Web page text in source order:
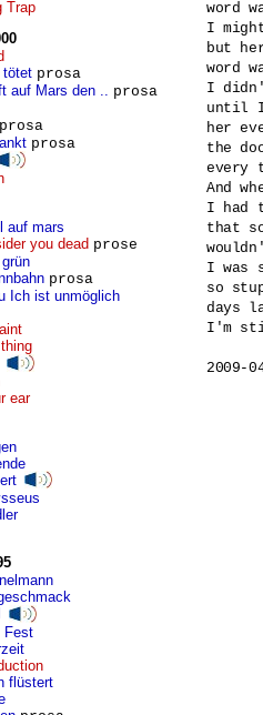
Trap
tötet prosa
auf Mars den ..
prosa
prosa
prosa
auf mars
you dead prose
prosa
Ich ist unmöglich
ear
Fest
flüstert
word
I
but
word
I
until I
her
the
every
And
I had
that
I was
so
days
I'm
2009-